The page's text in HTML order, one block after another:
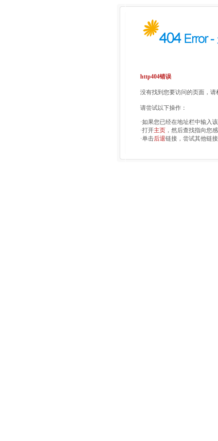
http404错误
没有找到您要访问的页面，
请尝试以下操作：
·如果您已经在地址栏中输入
·打开主页 ，然后查找指向您
·单击后退链接，尝试其他链